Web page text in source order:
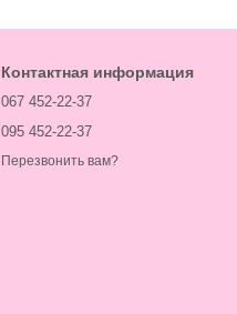
Контактная информация
067 452-22-37
095 452-22-37
Перезвонить вам?